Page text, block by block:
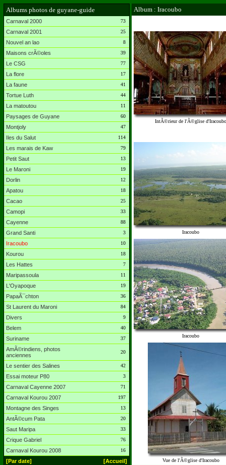
Albums photos de guyane-guide
Carnaval 2000 73
Carnaval 2001 25
Nouvel an lao 8
Maisons crÃ©oles 39
Le CSG 77
La flore 17
La faune 41
Tortue Luth 44
La matoutou 11
Paysages de Guyane 60
Montjoly 47
Iles du Salut 114
Les marais de Kaw 79
Petit Saut 13
Le Maroni 19
Dorlin 12
Apatou 18
Cacao 25
Camopi 33
Cayenne 88
Grand Santi 3
Iracoubo 10
Kourou 18
Les Hattes 7
Maripassoula 11
L'Oyapoque 19
PapaÃ¯chton 36
St Laurent du Maroni 84
Divers 9
Belem 40
Suriname 37
AmÃ©rindiens, photos
anciennes
20
Le sentier des Salines 42
Essai moteur P80 3
Carnaval Cayenne 2007 71
Carnaval Kourou 2007 197
Montagne des Singes 13
AntÃ©cum Pata 20
Saut Maripa 33
Crique Gabriel 76
Carnaval Kourou 2008 16
[Par date] [Accueil]
Album : Iracoubo
IntÃ©rieur de l'Ã©glise d'Iracoubo
Iracoubo
Iracoubo
Vue de l'Ã©glise d'Iracoubo